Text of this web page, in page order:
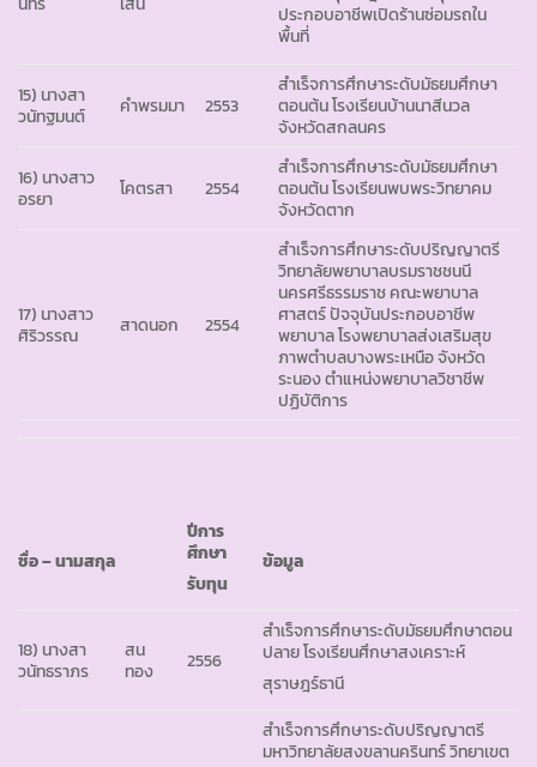
ประกอบอาชีพเปิดร้านซ่อมรถใน
พื้นที่
15) นางสา
วนัทฐมนต์
คำพรมมา 2553
สำเร็จการศึกษาระดับมัธยมศึกษา
ตอนต้น โรงเรียนบ้านนาสีนวล
จังหวัดสกลนคร
16) นางสาว
อรยา
โคตรสา 2554
สำเร็จการศึกษาระดับมัธยมศึกษา
ตอนต้น โรงเรียนพบพระวิทยาคม
จังหวัดตาก
17) นางสาว
ศิริวรรณ
สาดนอก 2554
สำเร็จการศึกษาระดับปริญญาตรี
วิทยาลัยพยาบาลบรมราชชนนี
นครศรีธรรมราช คณะพยาบาล
ศาสตร์ ปัจจุบันประกอบอาชีพ
พยาบาล โรงพยาบาลส่งเสริมสุข
ภาพตำบลบางพระเหนือ จังหวัด
ระนอง ตำแหน่งพยาบาลวิชาชีพ
ปฏิบัติการ
ชื่อ – นามสกุล
ปีการ
ศึกษา
รับทุน
ข้อมูล
18) นางสา
วนัทธราภร
สน
ทอง
2556
สำเร็จการศึกษาระดับมัธยมศึกษาตอน
ปลาย โรงเรียนศึกษาสงเคราะห์
สุราษฎร์ธานี
สำเร็จการศึกษาระดับปริญญาตรี
มหาวิทยาลัยสงขลานครินทร์ วิทยาเขต